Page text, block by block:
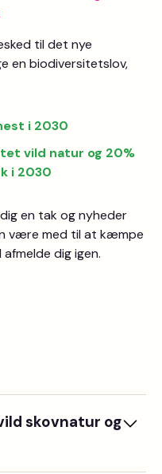
til det nye
en biodiversitetslov,
i 2030
vild natur og 20%
i 2030
en tak og nyheder
være med til at kæmpe
dig igen.
skovnatur og